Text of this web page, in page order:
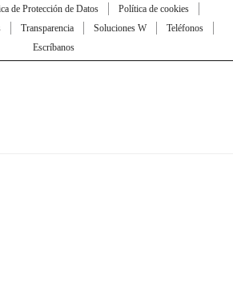
de Protección de Datos
Política de cookies
Transparencia Soluciones W
Teléfonos
Escríbanos